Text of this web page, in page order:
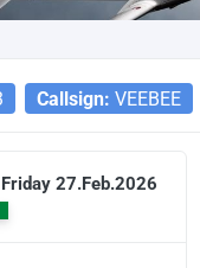
Callsign: VEEBEE
27.Feb.2026